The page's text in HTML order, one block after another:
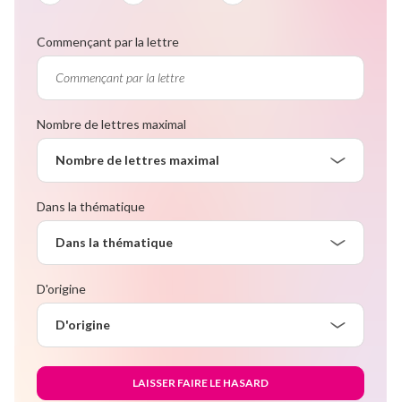
Commençant par la lettre
Nombre de lettres maximal
Nombre de lettres maximal
Dans la thématique
Dans la thématique
D'origine
D'origine